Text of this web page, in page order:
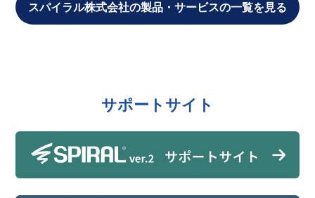
スパイラル株式会社の製品・サービスの一覧を見る
サポートサイト